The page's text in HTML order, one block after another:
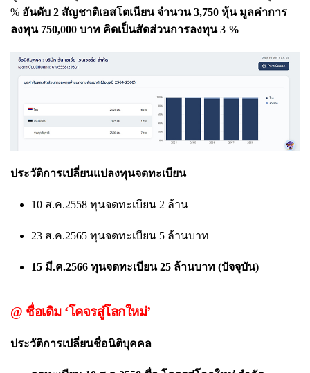
% อันดับ 2 สัญชาติเอสโตเนียน จำนวน 3,750 หุ้น มูลค่าการ
ลงทุน 750,000 บาท คิดเป็นสัดส่วนการลงทุน 3 %
ประวัติการเปลี่ยนแปลงทุนจดทะเบียน
10 ส.ค.2558 ทุนจดทะเบียน 2 ล้าน
23 ส.ค.2565 ทุนจดทะเบียน 5 ล้านบาท
15 มี.ค.2566 ทุนจดทะเบียน 25 ล้านบาท (ปัจจุบัน)
@ ชื่อเดิม ‘โคจรสู่โลกใหม่’
ประวัติการเปลี่ยนชื่อนิติบุคคล